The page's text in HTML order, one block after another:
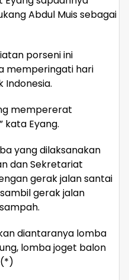
Abdul Muis sebagai
porseni ini
memperingati hari
Indonesia.
mempererat
kata Eyang.
yang dilaksanakan
dan Sekretariat
gerak jalan santai
gerak jalan
diantaranya lomba
lomba joget balon